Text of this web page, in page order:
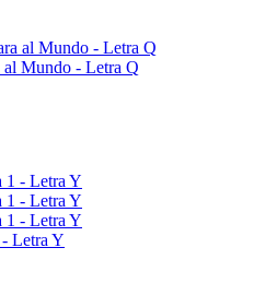
Mundo - Letra Q
Letra Y